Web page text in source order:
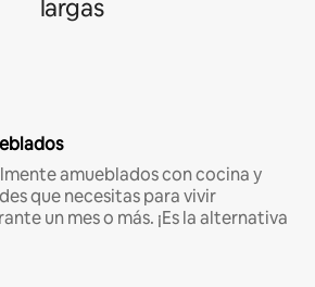
largas
amueblados con cocina y
que necesitas para vivir
un mes o más. ¡Es la alternativa